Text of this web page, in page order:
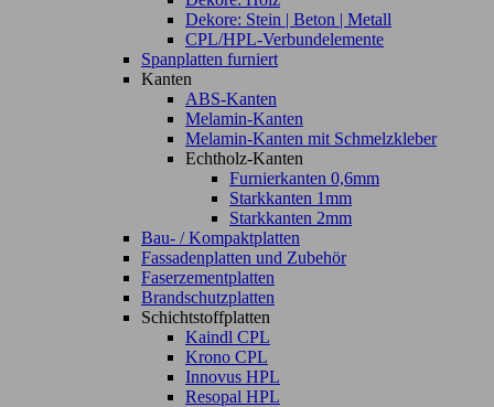
Dekore: Stein | Beton | Metall
CPL/HPL-Verbundelemente
Spanplatten furniert
Kanten
ABS-Kanten
Melamin-Kanten
Melamin-Kanten mit Schmelzkleber
Echtholz-Kanten
Furnierkanten 0,6mm
Starkkanten 1mm
Starkkanten 2mm
Bau- / Kompaktplatten
Fassadenplatten und Zubehör
Faserzementplatten
Brandschutzplatten
Schichtstoffplatten
Kaindl CPL
Krono CPL
Innovus HPL
Resopal HPL